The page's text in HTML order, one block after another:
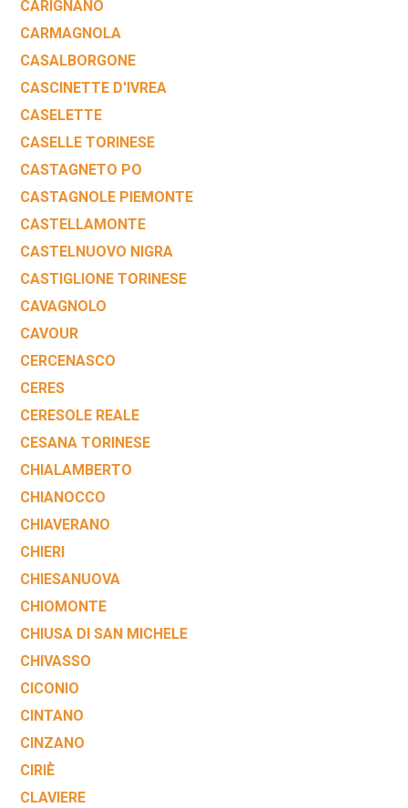
CARIGNANO
CARMAGNOLA
CASALBORGONE
CASCINETTE D'IVREA
CASELETTE
CASELLE TORINESE
CASTAGNETO PO
CASTAGNOLE PIEMONTE
CASTELLAMONTE
CASTELNUOVO NIGRA
CASTIGLIONE TORINESE
CAVAGNOLO
CAVOUR
CERCENASCO
CERES
CERESOLE REALE
CESANA TORINESE
CHIALAMBERTO
CHIANOCCO
CHIAVERANO
CHIERI
CHIESANUOVA
CHIOMONTE
CHIUSA DI SAN MICHELE
CHIVASSO
CICONIO
CINTANO
CINZANO
CIRIÈ
CLAVIERE